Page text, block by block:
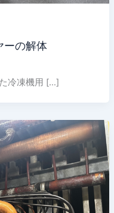
ーの解体
冷凍機用 […]